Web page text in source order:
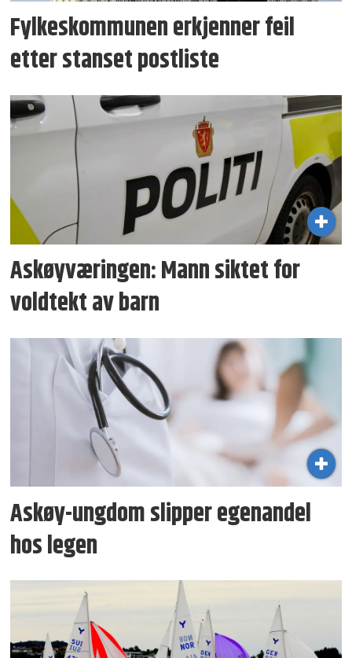
Fylkeskommunen erkjenner feil
etter stanset postliste
Askøyværingen: Mann siktet for
voldtekt av barn
Askøy-ungdom slipper egenandel
hos legen